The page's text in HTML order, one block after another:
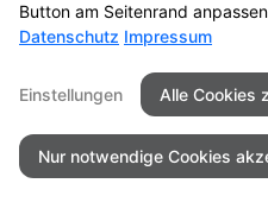
Button am Seitenrand
Datenschutz Impressum
Einstellungen Alle Cookies
Nur notwendige Cookies